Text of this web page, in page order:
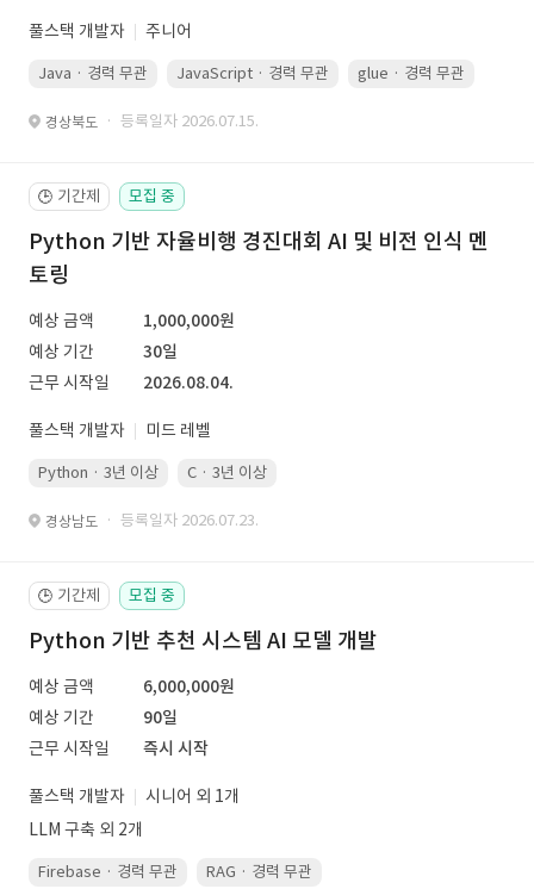
풀스택 개발자 주니어
Java · 경력 무관 JavaScript · 경력 무관 glue · 경력 무관
경상북도 · 등록일자 2026.07.15.
🕒 기간제 모집 중
Python 기반 자율비행 경진대회 AI 및 비전 인식 멘
토링
예상 금액
1,000,000원
예상 기간
30일
근무 시작일
2026.08.04.
풀스택 개발자 미드 레벨
Python · 3년 이상 C · 3년 이상
경상남도 · 등록일자 2026.07.23.
🕒 기간제 모집 중
Python 기반 추천 시스템 AI 모델 개발
예상 금액
6,000,000원
예상 기간
90일
근무 시작일
즉시 시작
풀스택 개발자
시니어 외 1개
LLM 구축 외 2개
Firebase · 경력 무관 RAG · 경력 무관